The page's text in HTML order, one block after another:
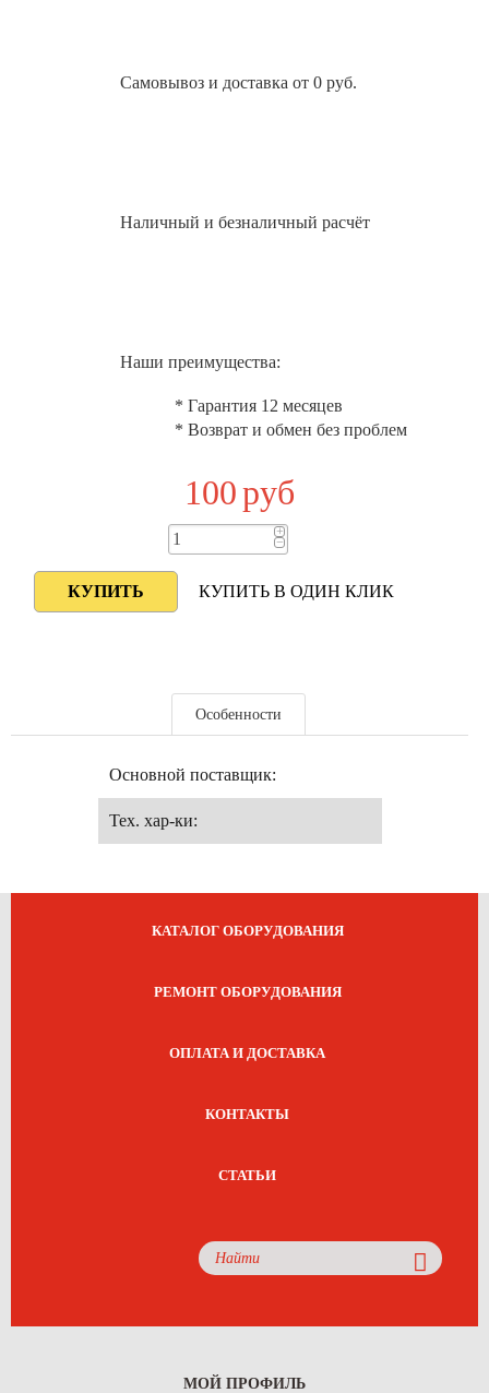
Самовывоз и доставка от 0 руб.
Наличный и безналичный расчёт
Наши преимущества:
* Гарантия 12 месяцев
* Возврат и обмен без проблем
100руб
+
−
КУПИТЬ В ОДИН КЛИК
Особенности
Основной поставщик:
Тех. хар-ки:
КАТАЛОГ ОБОРУДОВАНИЯ
РЕМОНТ ОБОРУДОВАНИЯ
ОПЛАТА И ДОСТАВКА
КОНТАКТЫ
СТАТЬИ
МОЙ ПРОФИЛЬ